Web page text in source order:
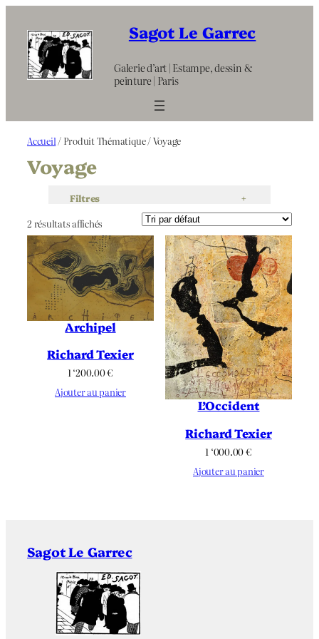
contenu
Sagot Le Garrec
Galerie d’art | Estampe, dessin &
peinture | Paris
Accueil / Produit Thématique / Voyage
Voyage
Filtres +
2 résultats affichés
Archipel
Richard Texier
1 ‘200.00€
Ajouter au panier
L’Occident
Richard Texier
1 ‘000.00€
Ajouter au panier
Sagot Le Garrec